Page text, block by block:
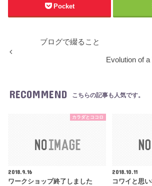
Pocket
ブログで綴ること
Evolution of a
RECOMMEND こちらの記事も人気です。
カラダとココロ
2018.9.16
ワークショップ終了しました
2018.10.11
コワイと思